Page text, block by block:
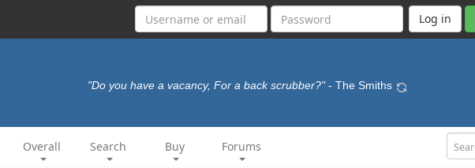
"Do you have a vacancy, For a back scrubber?" - The Smiths
Overall Search Buy Forums